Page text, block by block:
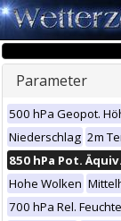
Parameter
500 hPa Geopot.
Niederschlag 2m
850 hPa Pot.
Hohe Wolken
700 hPa Rel. Feuchte